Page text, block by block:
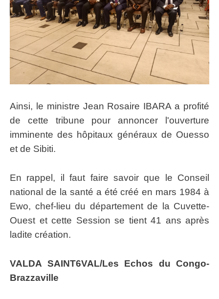
Ainsi, le ministre Jean Rosaire IBARA a profité
de cette tribune pour annoncer l'ouverture
imminente des hôpitaux généraux de Ouesso
et de Sibiti.
En rappel, il faut faire savoir que le Conseil
national de la santé a été créé en mars 1984 à
Ewo, chef-lieu du département de la Cuvette-
Ouest et cette Session se tient 41 ans après
ladite création.
VALDA SAINT6VAL/Les Echos du Congo-
Brazzaville